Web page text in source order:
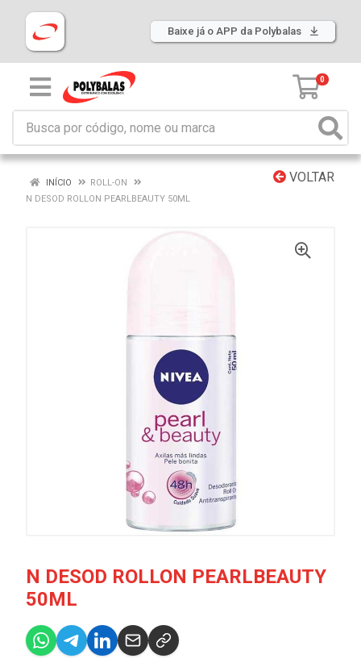
Baixe já o APP da Polybalas
0
VOLTAR
INÍCIO
ROLL-ON
N DESOD ROLLON PEARLBEAUTY 50ML
N DESOD ROLLON PEARLBEAUTY
50ML